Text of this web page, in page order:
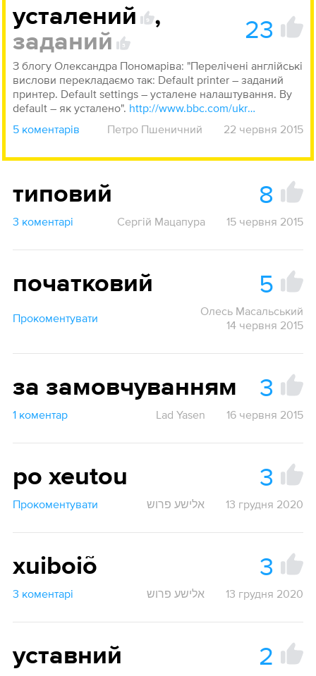
усталений 9
,
заданий
3
23
З блогу Олександра Пономаріва: "Перелічені англійські
вислови перекладаємо так: Default printer – заданий
принтер. Default settings – усталене налаштування. By
default – як усталено".
http://www.bbc.com/ukrainian/blogs/2015/05/150512_ponomariv_blog55_ko
5 коментарів
Петро Пшеничний 22 червня 2015
типовий 8
3 коментарі Сергій Мацапура 15 червня 2015
початковий 5
Прокоментувати
Олесь Масальський
14 червня 2015
за замовчуванням 3
1 коментар Lad Yasen 16 червня 2015
po xeutou 3
Прокоментувати אלישע פרוש 13 грудня 2020
xuiboiõ 3
3 коментарі אלישע פרוש 13 грудня 2020
уставний 2